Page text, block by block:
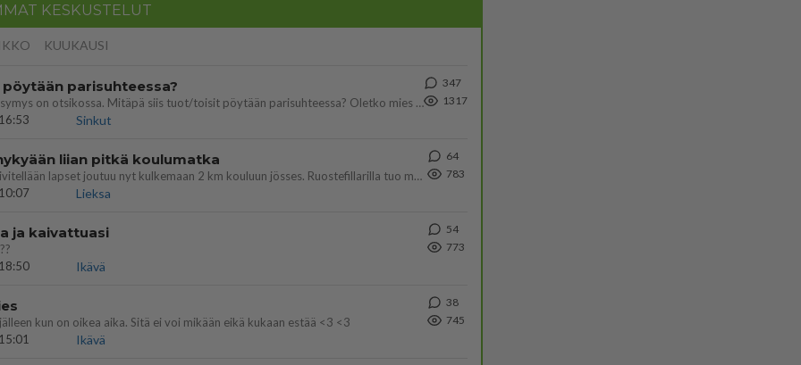
KESKUSTELUT
KUUKAUSI
parisuhteessa?
Siinäpä se kysymys on otsikossa. Mitäpä siis tuot/toisit pöytään parisuhteessa? Oletko mies vai nainen? Koetko sen mitä
Sinkut
347
1317
liian pitkä koulumatka
Hesarissa päivitellään lapset joutuu nyt kulkemaan 2 km kouluun jösses. Ruostefillarilla tuo matka menee vaikka miten äk
Lieksa
64
783
ja kaivattuasi
Ikävä
54
773
kun on oikea aika. Sitä ei voi mikään eikä kukaan estää <3 <3
Ikävä
38
745